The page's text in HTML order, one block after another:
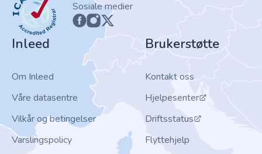
Sosiale medier
Inleed
Om Inleed
Våre datasentre
Vilkår og betingelser
Varslingspolicy
Brukerstøtte
Kontakt oss
Hjelpesenter
Driftsstatus
Flyttehjelp